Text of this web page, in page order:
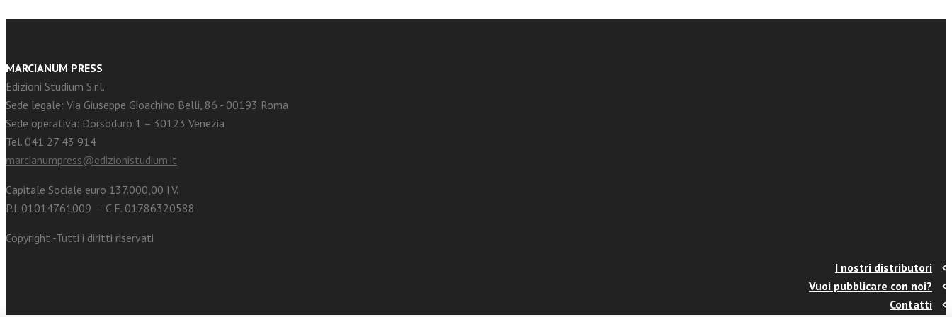
MARCIANUM PRESS
Edizioni Studium S.r.l.
Sede legale: Via Giuseppe Gioachino Belli, 86 - 00193 Roma
Sede operativa: Dorsoduro 1 – 30123 Venezia
Tel. 041 27 43 914
marcianumpress@edizionistudium.it
Capitale Sociale euro 137.000,00 I.V.
P.I. 01014761009 - C.F. 01786320588
Copyright -Tutti i diritti riservati
I nostri distributori
Vuoi pubblicare con noi?
Contatti